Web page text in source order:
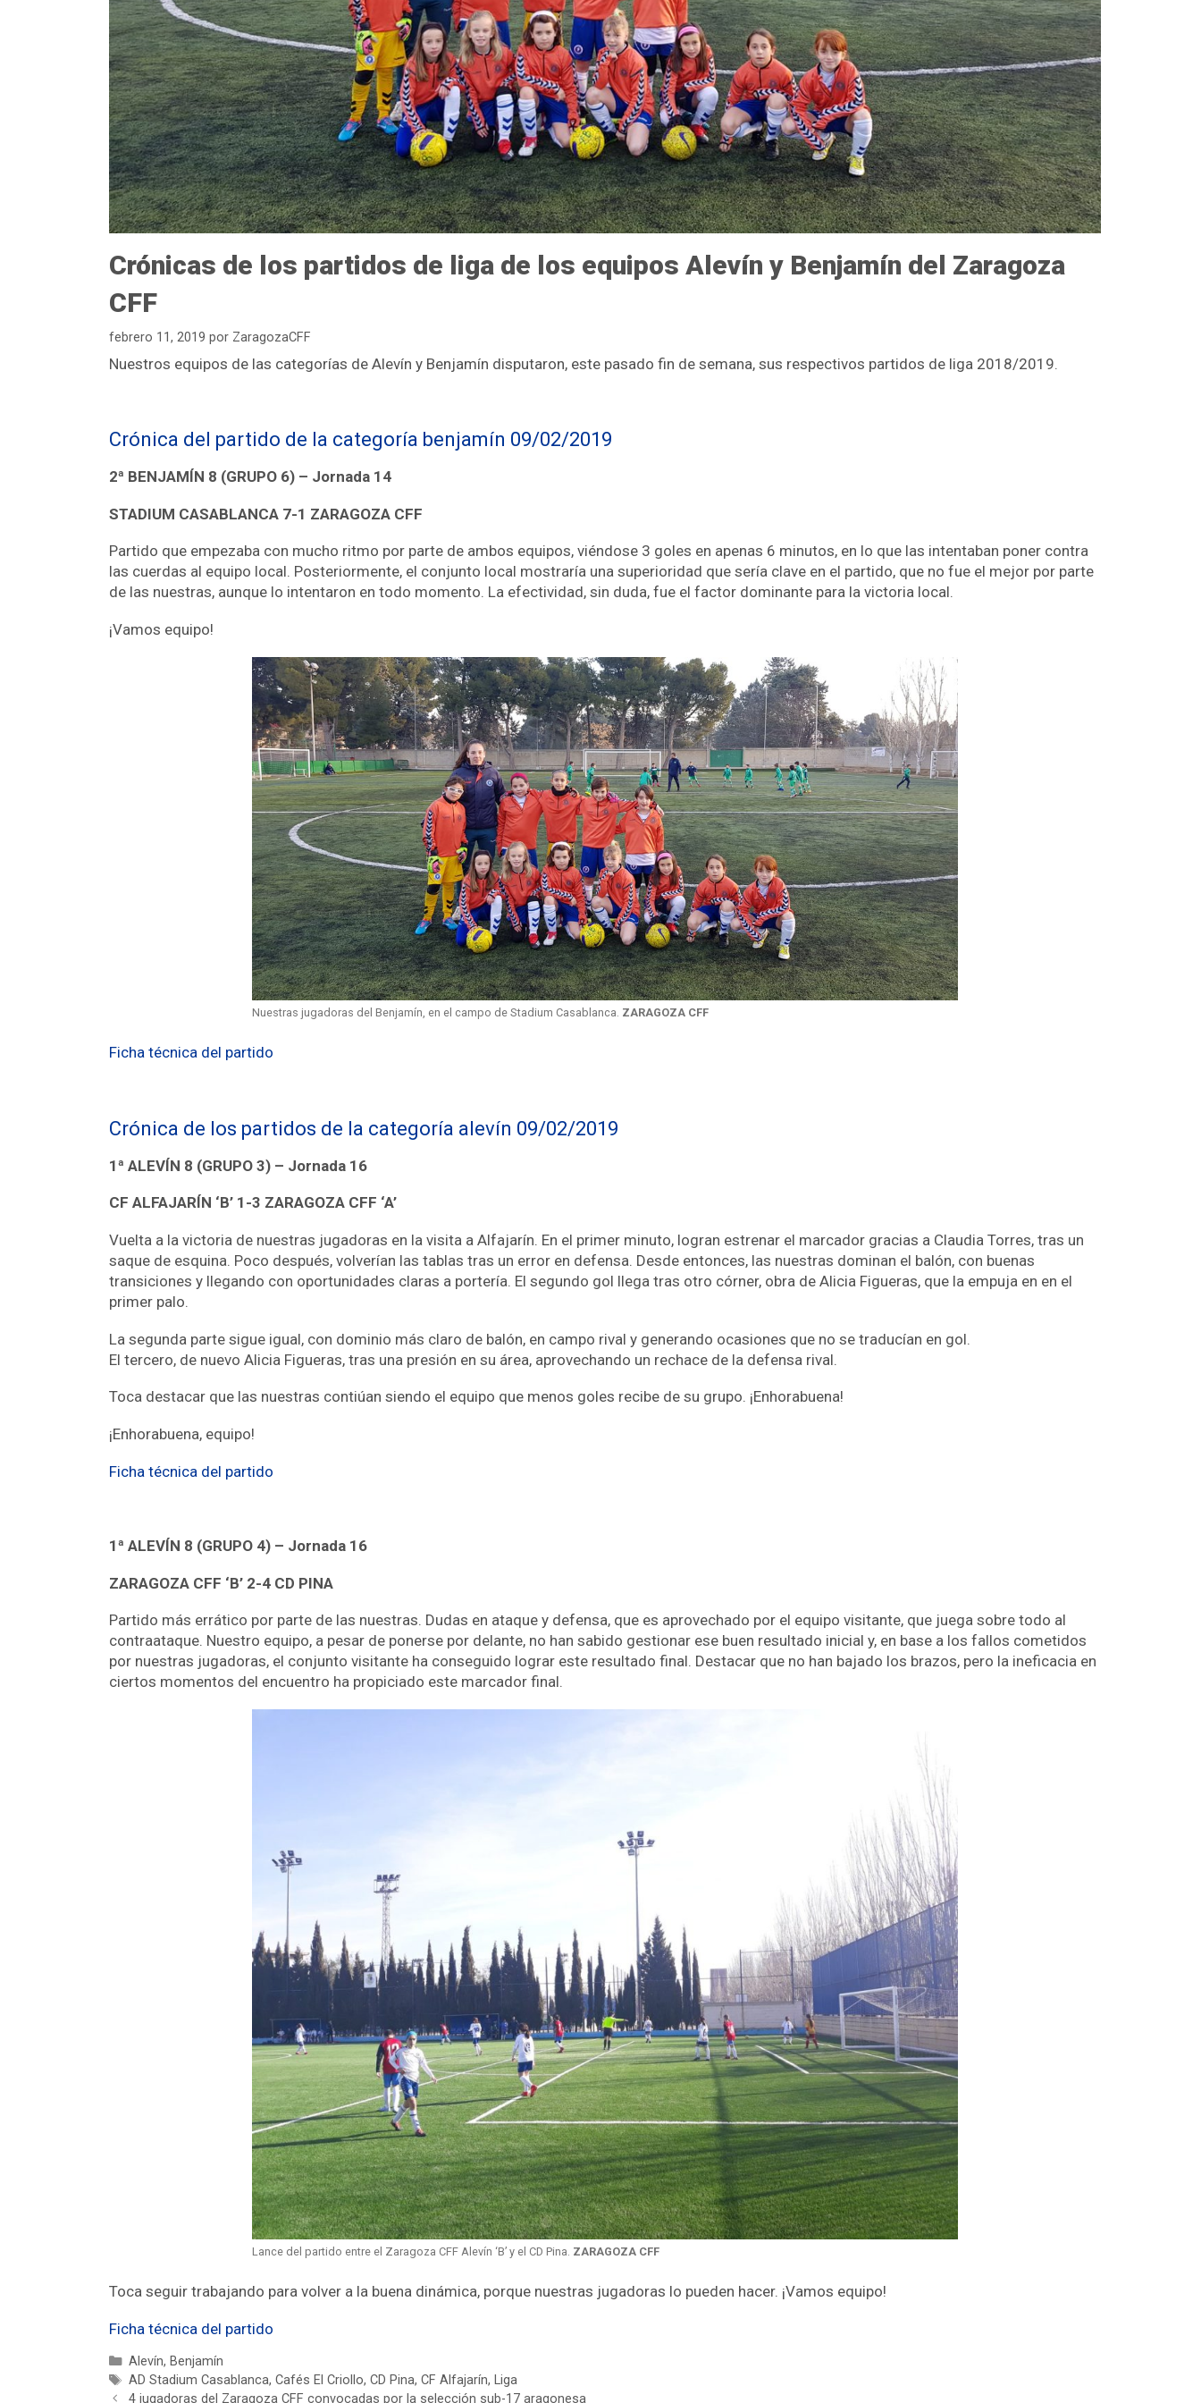
Crónicas de los partidos de liga de los equipos Alevín y Benjamín del Zaragoza
CFF
febrero 11, 2019 por ZaragozaCFF
Nuestros equipos de las categorías de Alevín y Benjamín disputaron, este pasado fin de semana, sus respectivos partidos de liga 2018/2019.
Crónica del partido de la categoría benjamín 09/02/2019
2ª BENJAMÍN 8 (GRUPO 6) – Jornada 14
STADIUM CASABLANCA 7-1 ZARAGOZA CFF
Partido que empezaba con mucho ritmo por parte de ambos equipos, viéndose 3 goles en apenas 6 minutos, en lo que las intentaban poner contra
las cuerdas al equipo local. Posteriormente, el conjunto local mostraría una superioridad que sería clave en el partido, que no fue el mejor por parte
de las nuestras, aunque lo intentaron en todo momento. La efectividad, sin duda, fue el factor dominante para la victoria local.
¡Vamos equipo!
Nuestras jugadoras del Benjamín, en el campo de Stadium Casablanca. ZARAGOZA CFF
Ficha técnica del partido
Crónica de los partidos de la categoría alevín 09/02/2019
1ª ALEVÍN 8 (GRUPO 3) – Jornada 16
CF ALFAJARÍN ‘B’ 1-3 ZARAGOZA CFF ‘A’
Vuelta a la victoria de nuestras jugadoras en la visita a Alfajarín. En el primer minuto, logran estrenar el marcador gracias a Claudia Torres, tras un
saque de esquina. Poco después, volverían las tablas tras un error en defensa. Desde entonces, las nuestras dominan el balón, con buenas
transiciones y llegando con oportunidades claras a portería. El segundo gol llega tras otro córner, obra de Alicia Figueras, que la empuja en en el
primer palo.
La segunda parte sigue igual, con dominio más claro de balón, en campo rival y generando ocasiones que no se traducían en gol.
El tercero, de nuevo Alicia Figueras, tras una presión en su área, aprovechando un rechace de la defensa rival.
Toca destacar que las nuestras contiúan siendo el equipo que menos goles recibe de su grupo. ¡Enhorabuena!
¡Enhorabuena, equipo!
Ficha técnica del partido
1ª ALEVÍN 8 (GRUPO 4) – Jornada 16
ZARAGOZA CFF ‘B’ 2-4 CD PINA
Partido más errático por parte de las nuestras. Dudas en ataque y defensa, que es aprovechado por el equipo visitante, que juega sobre todo al
contraataque. Nuestro equipo, a pesar de ponerse por delante, no han sabido gestionar ese buen resultado inicial y, en base a los fallos cometidos
por nuestras jugadoras, el conjunto visitante ha conseguido lograr este resultado final. Destacar que no han bajado los brazos, pero la ineficacia en
ciertos momentos del encuentro ha propiciado este marcador final.
Lance del partido entre el Zaragoza CFF Alevín ‘B’ y el CD Pina. ZARAGOZA CFF
Toca seguir trabajando para volver a la buena dinámica, porque nuestras jugadoras lo pueden hacer. ¡Vamos equipo!
Ficha técnica del partido
Alevín, Benjamín
AD Stadium Casablanca, Cafés El Criollo, CD Pina, CF Alfajarín, Liga
4 jugadoras del Zaragoza CFF convocadas por la selección sub-17 aragonesa